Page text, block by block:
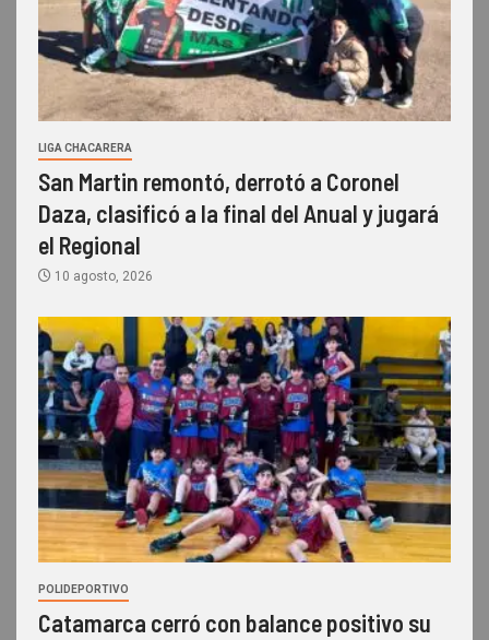
LIGA CHACARERA
San Martin remontó, derrotó a Coronel
Daza, clasificó a la final del Anual y jugará
el Regional
10 agosto, 2026
POLIDEPORTIVO
Catamarca cerró con balance positivo su